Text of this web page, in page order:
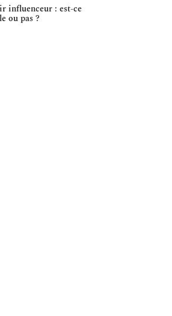
influenceur : est-ce
ou pas ?